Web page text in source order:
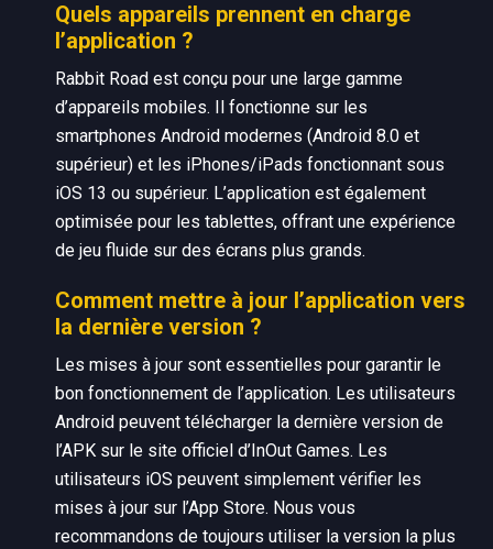
Quels appareils prennent en charge
l’application ?
Rabbit Road est conçu pour une large gamme
d’appareils mobiles. Il fonctionne sur les
smartphones Android modernes (Android 8.0 et
supérieur) et les iPhones/iPads fonctionnant sous
iOS 13 ou supérieur. L’application est également
optimisée pour les tablettes, offrant une expérience
de jeu fluide sur des écrans plus grands.
Comment mettre à jour l’application vers
la dernière version ?
Les mises à jour sont essentielles pour garantir le
bon fonctionnement de l’application. Les utilisateurs
Android peuvent télécharger la dernière version de
l’APK sur le site officiel d’InOut Games. Les
utilisateurs iOS peuvent simplement vérifier les
mises à jour sur l’App Store. Nous vous
recommandons de toujours utiliser la version la plus